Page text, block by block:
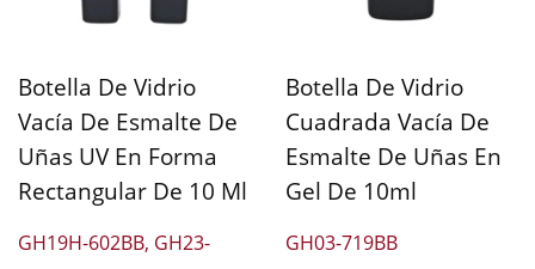
Botella De Vidrio
Vacía De Esmalte De
Uñas UV En Forma
Rectangular De 10 Ml
GH19H-602BB, GH23-
Botella De Vidrio
Cuadrada Vacía De
Esmalte De Uñas En
Gel De 10ml
GH03-719BB